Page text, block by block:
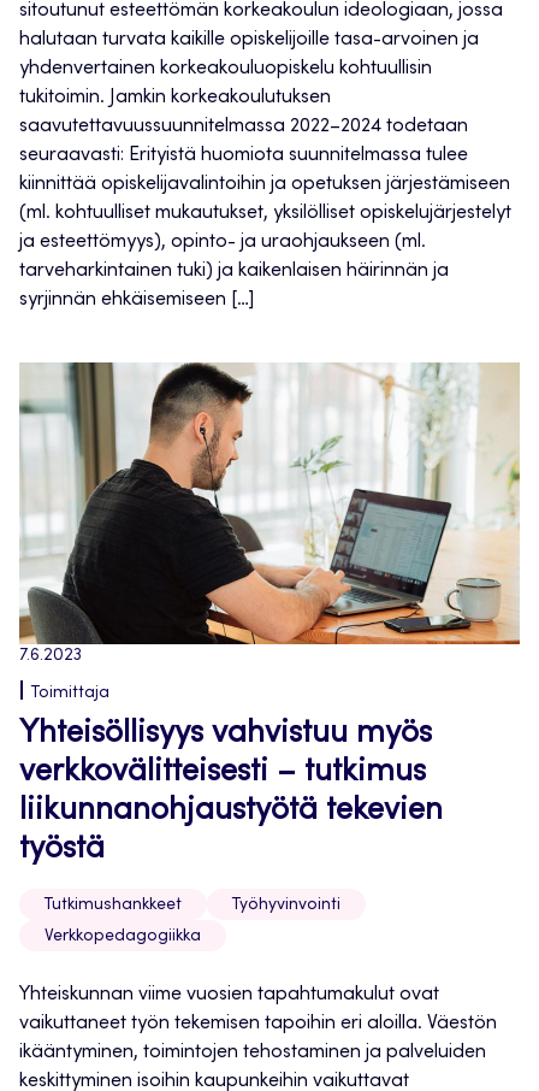
sitoutunut esteettömän korkeakoulun ideologiaan, jossa
halutaan turvata kaikille opiskelijoille tasa-arvoinen ja
yhdenvertainen korkeakouluopiskelu kohtuullisin
tukitoimin. Jamkin korkeakoulutuksen
saavutettavuussuunnitelmassa 2022–2024 todetaan
seuraavasti: Erityistä huomiota suunnitelmassa tulee
kiinnittää opiskelijavalintoihin ja opetuksen järjestämiseen
(ml. kohtuulliset mukautukset, yksilölliset opiskelujärjestelyt
ja esteettömyys), opinto- ja uraohjaukseen (ml.
tarveharkintainen tuki) ja kaikenlaisen häirinnän ja
syrjinnän ehkäisemiseen […]
7.6.2023
Toimittaja
Yhteisöllisyys vahvistuu myös
verkkovälitteisesti – tutkimus
liikunnanohjaustyötä tekevien
työstä
Tutkimushankkeet
Työhyvinvointi
Verkkopedagogiikka
Yhteiskunnan viime vuosien tapahtumakulut ovat
vaikuttaneet työn tekemisen tapoihin eri aloilla. Väestön
ikääntyminen, toimintojen tehostaminen ja palveluiden
keskittyminen isoihin kaupunkeihin vaikuttavat